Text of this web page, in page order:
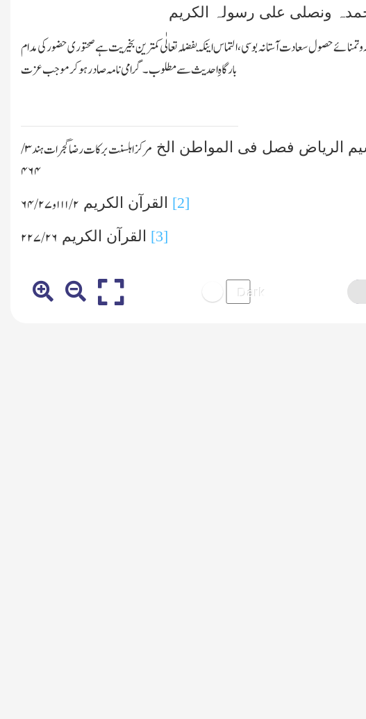
ونصلی علی رسولہ الکریم
حصول سعادت آستانہ بوسی،التماس اینکہ بفضلہ تعالٰی کمترین بخیریت ہے صحتوری حضور کی مدام
بارگاہِ احدیث سے مطلوب۔گرامی نامہ صادر ہو کر موجب عزت
الریاض فصل فی المواطن الخ مرکز اہلسنت برکات رضا گجرات ہند ۳ /
۴۶۴
[2] القرآن الکریم ۲/ ۱۱۱ و۲۷/ ۶۴
[3] القرآن الکریم ۲۶/ ۲۲۷